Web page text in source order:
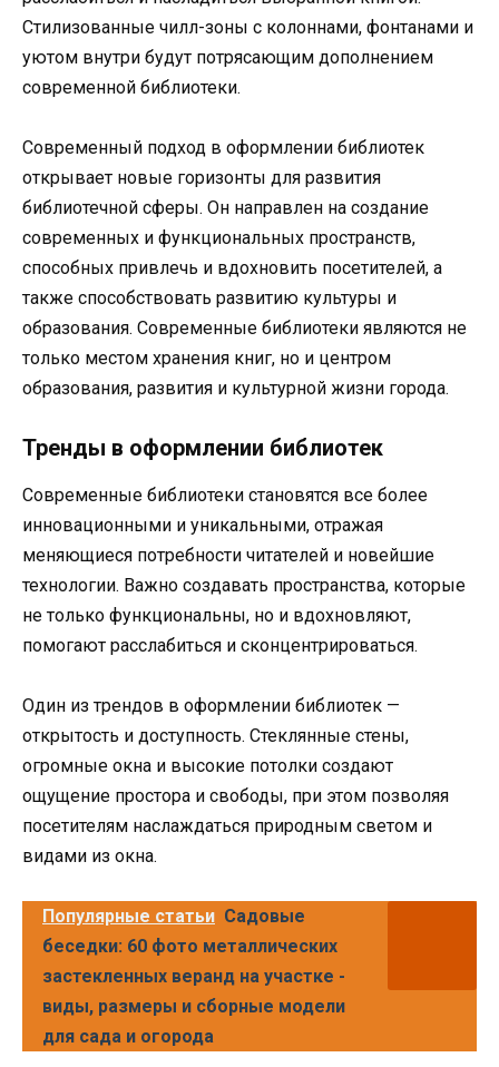
Стилизованные чилл-зоны с колоннами, фонтанами и
уютом внутри будут потрясающим дополнением
современной библиотеки.
Современный подход в оформлении библиотек
открывает новые горизонты для развития
библиотечной сферы. Он направлен на создание
современных и функциональных пространств,
способных привлечь и вдохновить посетителей, а
также способствовать развитию культуры и
образования. Современные библиотеки являются не
только местом хранения книг, но и центром
образования, развития и культурной жизни города.
Тренды в оформлении библиотек
Современные библиотеки становятся все более
инновационными и уникальными, отражая
меняющиеся потребности читателей и новейшие
технологии. Важно создавать пространства, которые
не только функциональны, но и вдохновляют,
помогают расслабиться и сконцентрироваться.
Один из трендов в оформлении библиотек —
открытость и доступность. Стеклянные стены,
огромные окна и высокие потолки создают
ощущение простора и свободы, при этом позволяя
посетителям наслаждаться природным светом и
видами из окна.
Популярные статьи Садовые
беседки: 60 фото металлических
застекленных веранд на участке -
виды, размеры и сборные модели
для сада и огорода